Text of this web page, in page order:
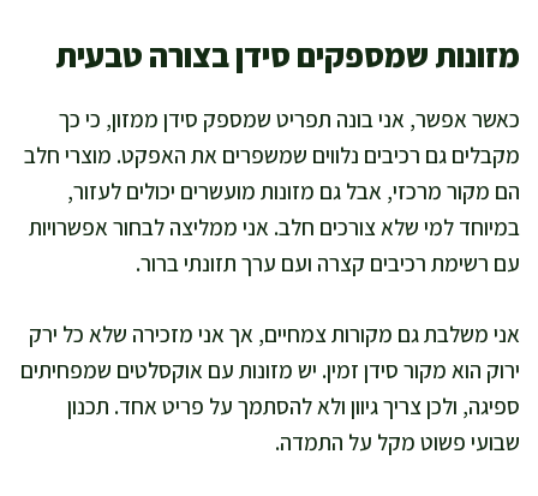
מזונות שמספקים סידן בצורה טבעית
כאשר אפשר, אני בונה תפריט שמספק סידן ממזון, כי כך
מקבלים גם רכיבים נלווים שמשפרים את האפקט. מוצרי חלב
הם מקור מרכזי, אבל גם מזונות מועשרים יכולים לעזור,
במיוחד למי שלא צורכים חלב. אני ממליצה לבחור אפשרויות
עם רשימת רכיבים קצרה ועם ערך תזונתי ברור.
אני משלבת גם מקורות צמחיים, אך אני מזכירה שלא כל ירק
ירוק הוא מקור סידן זמין. יש מזונות עם אוקסלטים שמפחיתים
ספיגה, ולכן צריך גיוון ולא להסתמך על פריט אחד. תכנון
שבועי פשוט מקל על התמדה.